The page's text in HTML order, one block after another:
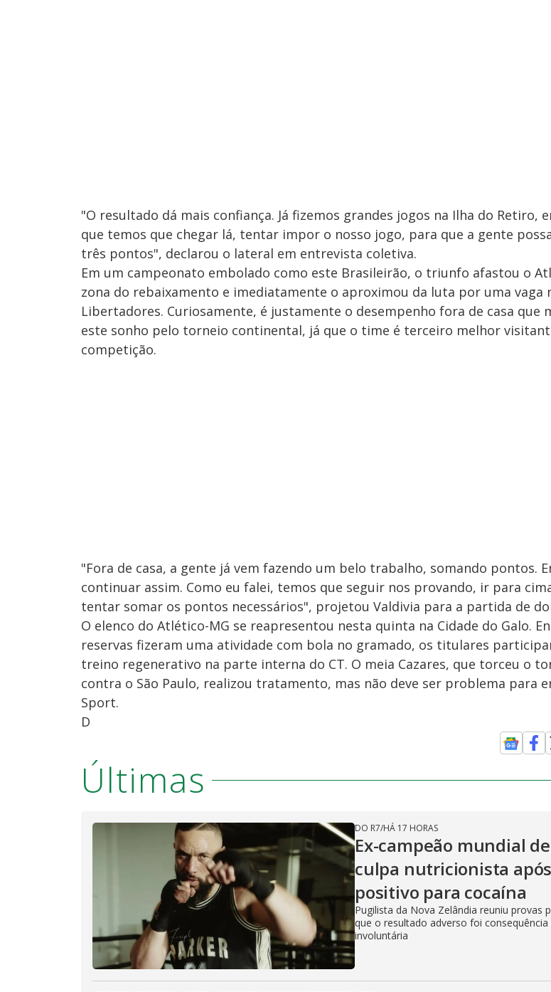
"O resultado dá mais confiança. Já fizemos grandes jogos na Ilha do Retiro,
que temos que chegar lá, tentar impor o nosso jogo, para que a gente
três pontos", declarou o lateral em entrevista coletiva.
Em um campeonato embolado como este Brasileirão, o triunfo afastou o
zona do rebaixamento e imediatamente o aproximou da luta por uma vaga
Libertadores. Curiosamente, é justamente o desempenho fora de casa que
este sonho pelo torneio continental, já que o time é terceiro melhor
competição.
"Fora de casa, a gente já vem fazendo um belo trabalho, somando pontos.
continuar assim. Como eu falei, temos que seguir nos provando, ir para
tentar somar os pontos necessários", projetou Valdivia para a partida de
O elenco do Atlético-MG se reapresentou nesta quinta na Cidade do Galo.
reservas fizeram uma atividade com bola no gramado, os titulares
treino regenerativo na parte interna do CT. O meia Cazares, que torceu o
contra o São Paulo, realizou tratamento, mas não deve ser problema para
Sport.
D
Últimas
DO R7/HÁ 17 HORAS
Ex-campeão mundial
culpa nutricionista
positivo para cocaína
Pugilista da Nova Zelândia reuniu provas
que o resultado adverso foi consequência
involuntária